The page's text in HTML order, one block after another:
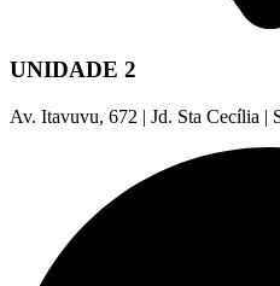
UNIDADE 2
Av. Itavuvu, 672 | Jd. Sta Cecília |